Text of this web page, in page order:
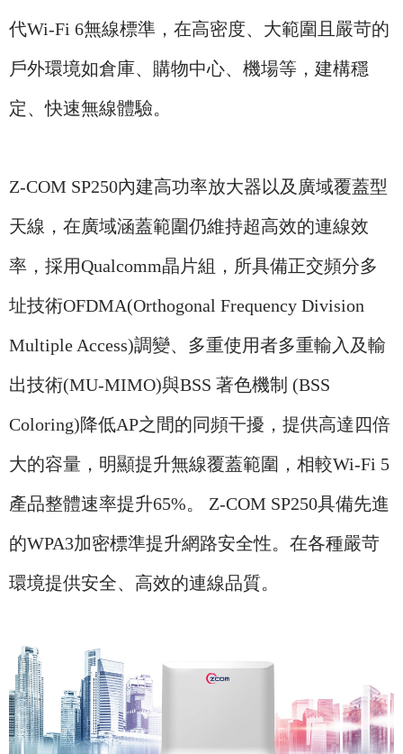
代Wi-Fi 6無線標準，在高密度、大範圍且嚴苛的
戶外環境如倉庫、購物中心、機場等，建構穩
定、快速無線體驗。
Z-COM SP250內建高功率放大器以及廣域覆蓋型
天線，在廣域涵蓋範圍仍維持超高效的連線效
率，採用Qualcomm晶片組，所具備正交頻分多
址技術OFDMA(Orthogonal Frequency Division
Multiple Access)調變、多重使用者多重輸入及輸
出技術(MU-MIMO)與BSS 著色機制 (BSS
Coloring)降低AP之間的同頻干擾，提供高達四倍
大的容量，明顯提升無線覆蓋範圍，相較Wi-Fi 5
產品整體速率提升65%。 Z-COM SP250具備先進
的WPA3加密標準提升網路安全性。在各種嚴苛
環境提供安全、高效的連線品質。